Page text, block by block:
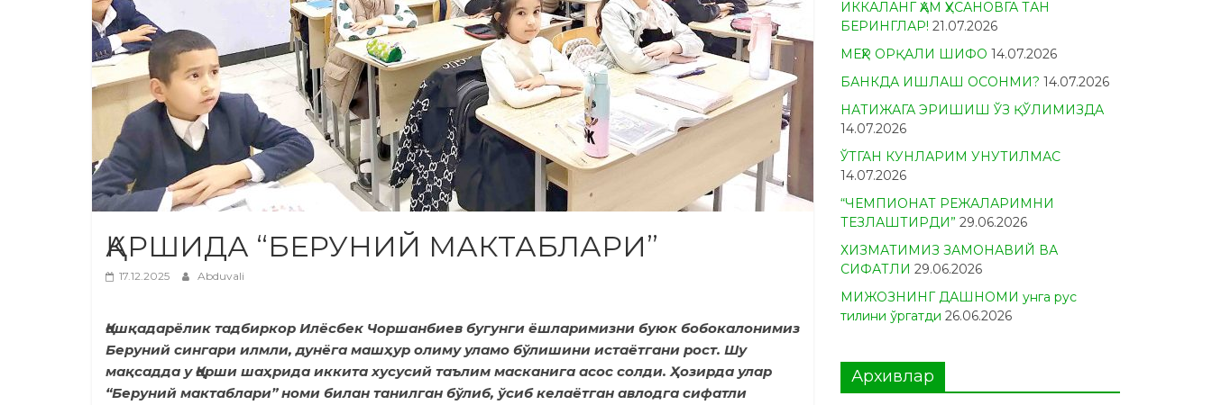
ҚАРШИДА “БЕРУНИЙ МАКТАБЛАРИ”
17.12.2025 Abduvali
Қашқадарёлик тадбиркор Илёсбек Чоршанбиев бугунги ёшларимизни буюк бобокалонимиз
Беруний сингари илмли, дунёга машҳур олиму уламо бўлишини истаётгани рост. Шу
мақсадда у Қарши шаҳрида иккита хусусий таълим масканига асос солди. Ҳозирда улар
“Беруний мактаблари” номи билан танилган бўлиб, ўсиб келаётган авлодга сифатли
ИККАЛАНГ ҲАМ ҲУСАНОВГА ТАН
БЕРИНГЛАР! 21.07.2026
МЕҲР ОРҚАЛИ ШИФО 14.07.2026
БАНКДА ИШЛАШ ОСОНМИ? 14.07.2026
НАТИЖАГА ЭРИШИШ ЎЗ ҚЎЛИМИЗДА
14.07.2026
ЎТГАН КУНЛАРИМ УНУТИЛМАС
14.07.2026
“ЧЕМПИОНАТ РЕЖАЛАРИМНИ
ТЕЗЛАШТИРДИ” 29.06.2026
ХИЗМАТИМИЗ ЗАМОНАВИЙ ВА
СИФАТЛИ 29.06.2026
МИЖОЗНИНГ ДАШНОМИ унга рус
тилини ўргатди 26.06.2026
Архивлар